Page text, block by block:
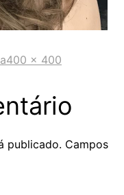
400 × 400
publicado. Campos